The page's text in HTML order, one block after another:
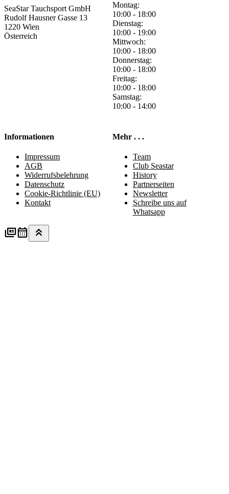
SeaStar Tauchsport GmbH
Rudolf Hausner Gasse 13
1220 Wien
Österreich
Montag:
10:00 - 18:00
Dienstag:
10:00 - 19:00
Mittwoch:
10:00 - 18:00
Donnerstag:
10:00 - 18:00
Freitag:
10:00 - 18:00
Samstag:
10:00 - 14:00
Informationen
Impressum
AGB
Widerrufsbelehrung
Datenschutz
Cookie-Richtlinie (EU)
Kontakt
Mehr . . .
Team
Club Seastar
History
Partnerseiten
Newsletter
Schreibe uns auf
Whatsapp